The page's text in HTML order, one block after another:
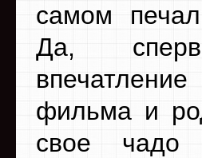
самом
Да,
фильма и
свое